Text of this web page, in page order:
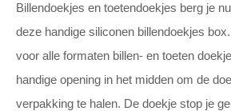
Billendoekjes en toetendoekjes berg je
deze handige siliconen billendoekjes
voor alle formaten billen- en toeten
handige opening in het midden om de
verpakking te halen. De doekje stop je